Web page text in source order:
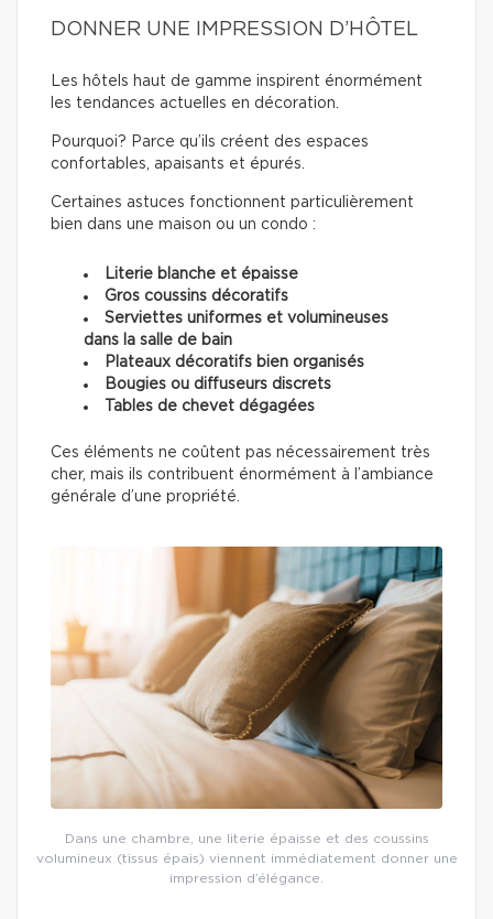
DONNER UNE IMPRESSION D’HÔTEL
Les hôtels haut de gamme inspirent énormément
les tendances actuelles en décoration.
Pourquoi? Parce qu’ils créent des espaces
confortables, apaisants et épurés.
Certaines astuces fonctionnent particulièrement
bien dans une maison ou un condo :
Literie blanche et épaisse
Gros coussins décoratifs
Serviettes uniformes et volumineuses
dans la salle de bain
Plateaux décoratifs bien organisés
Bougies ou diffuseurs discrets
Tables de chevet dégagées
Ces éléments ne coûtent pas nécessairement très
cher, mais ils contribuent énormément à l’ambiance
générale d’une propriété.
Dans une chambre, une literie épaisse et des coussins
volumineux (tissus épais) viennent immédiatement donner une
impression d’élégance.